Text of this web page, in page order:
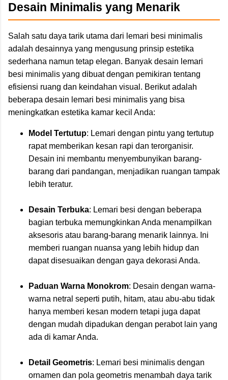
Desain Minimalis yang Menarik
Salah satu daya tarik utama dari lemari besi minimalis
adalah desainnya yang mengusung prinsip estetika
sederhana namun tetap elegan. Banyak desain lemari
besi minimalis yang dibuat dengan pemikiran tentang
efisiensi ruang dan keindahan visual. Berikut adalah
beberapa desain lemari besi minimalis yang bisa
meningkatkan estetika kamar kecil Anda:
Model Tertutup: Lemari dengan pintu yang tertutup
rapat memberikan kesan rapi dan terorganisir.
Desain ini membantu menyembunyikan barang-
barang dari pandangan, menjadikan ruangan tampak
lebih teratur.
Desain Terbuka: Lemari besi dengan beberapa
bagian terbuka memungkinkan Anda menampilkan
aksesoris atau barang-barang menarik lainnya. Ini
memberi ruangan nuansa yang lebih hidup dan
dapat disesuaikan dengan gaya dekorasi Anda.
Paduan Warna Monokrom: Desain dengan warna-
warna netral seperti putih, hitam, atau abu-abu tidak
hanya memberi kesan modern tetapi juga dapat
dengan mudah dipadukan dengan perabot lain yang
ada di kamar Anda.
Detail Geometris: Lemari besi minimalis dengan
ornamen dan pola geometris menambah daya tarik